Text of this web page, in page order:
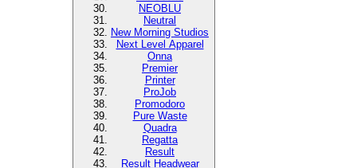
NEOBLU
Neutral
New Morning Studios
Next Level Apparel
Onna
Premier
Printer
ProJob
Promodoro
Pure Waste
Quadra
Regatta
Result
Result Headwear